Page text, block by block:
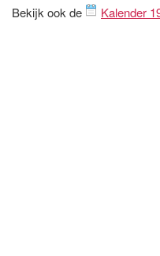
Bekijk ook de Kalender